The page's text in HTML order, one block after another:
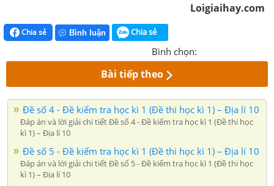
Loigiaihay.com
Chia sẻ Bình luận Chia sẻ
Bình chọn:
Bài tiếp theo
Đề số 4 - Đề kiểm tra học kì 1 (Đề thi học kì 1) – Địa lí 10
Đáp án và lời giải chi tiết Đề số 4 - Đề kiểm tra học kì 1 (Đề thi học
kì 1) – Địa lí 10
Đề số 5 - Đề kiểm tra học kì 1 (Đề thi học kì 1) – Địa lí 10
Đáp án và lời giải chi tiết Đề số 5 - Đề kiểm tra học kì 1 (Đề thi học
kì 1) – Địa lí 10